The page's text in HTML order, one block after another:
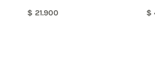
$ 21.900 $